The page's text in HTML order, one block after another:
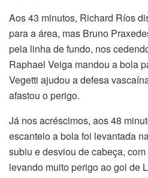
Aos 43 minutos, Richard Ríos
para a área, mas Bruno
pela linha de fundo, nos
Raphael Veiga mandou a bola
Vegetti ajudou a defesa
afastou o perigo.
Já nos acréscimos, aos 48
escanteio a bola foi levantada
subiu e desviou de cabeça,
levando muito perigo ao gol de